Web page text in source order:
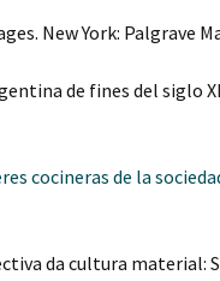
New York: Palgrave
de fines del siglo
cocineras de la
da cultura material: